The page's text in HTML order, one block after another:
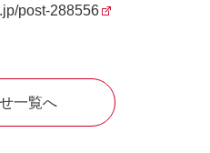
post-288556
一覧へ